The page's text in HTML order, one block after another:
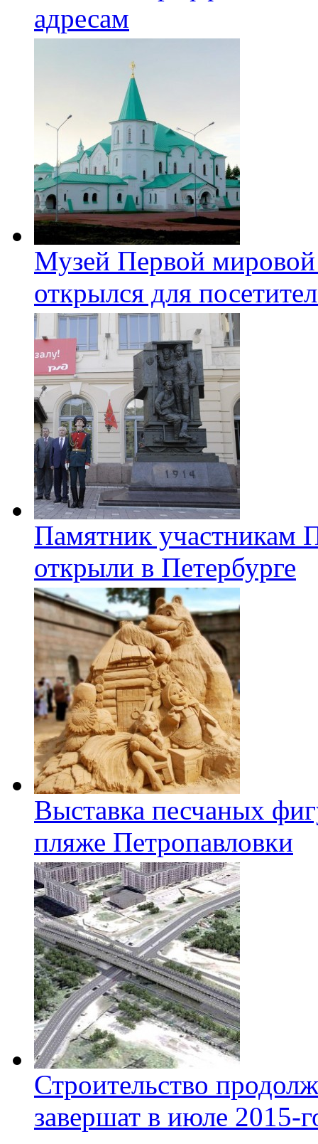
адресам
Музей Первой
открылся для
Памятник участникам
открыли в Петербурге
Выставка песчаных
пляже Петропавловки
Строительство
завершат в июле 2015-